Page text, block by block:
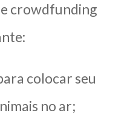
crowdfunding
colocar seu
no ar;